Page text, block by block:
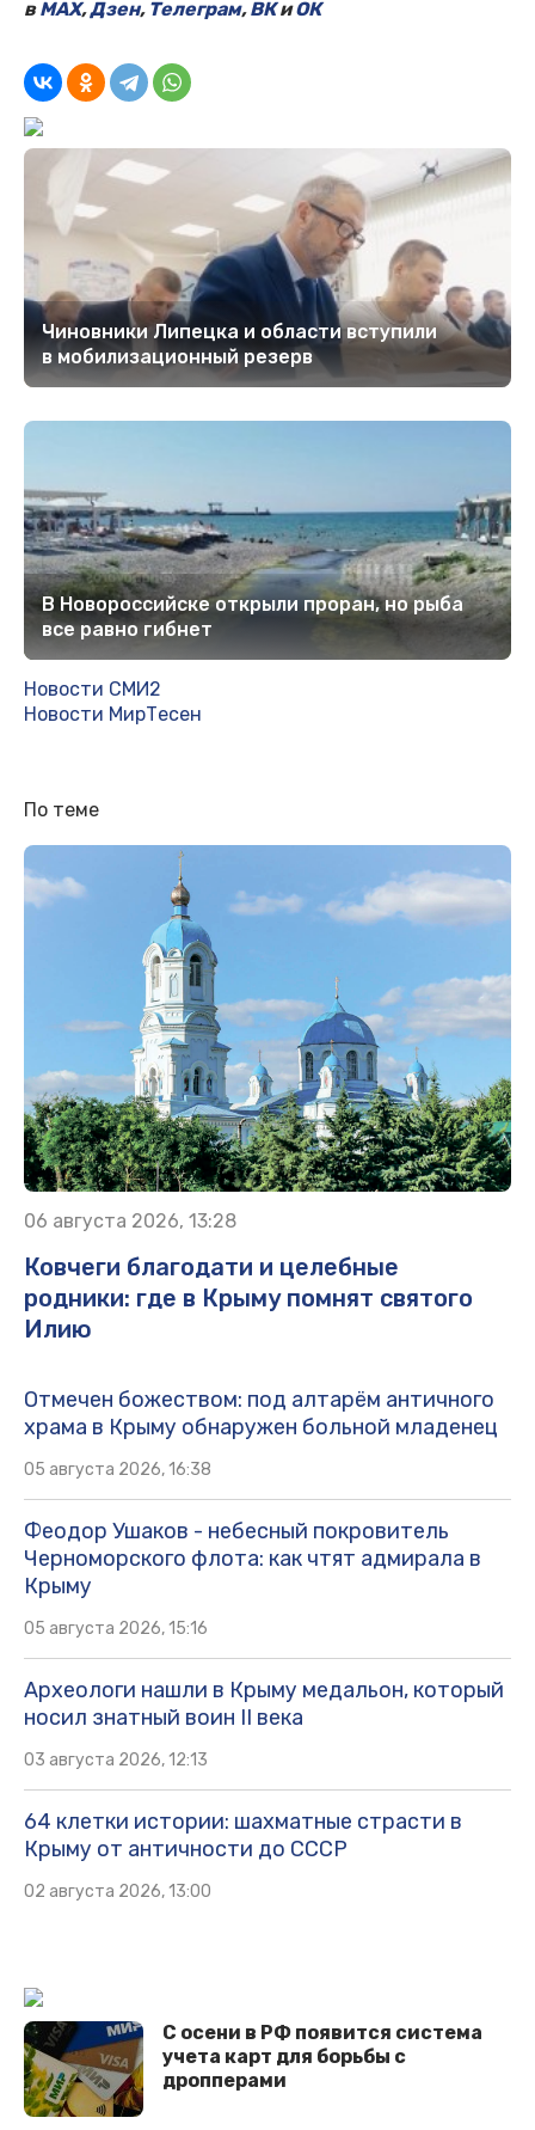
вMAX,Дзен, Телеграм,ВКиОК
Чиновники Липецка и области вступили
в мобилизационный резерв
В Новороссийске открыли проран, но рыба
все равно гибнет
Новости СМИ2
Новости МирТесен
По теме
06 августа 2026, 13:28
Ковчеги благодати и целебные
родники: где в Крыму помнят святого
Илию
Отмечен божеством: под алтарём античного
храма в Крыму обнаружен больной младенец
05 августа 2026, 16:38
Феодор Ушаков - небесный покровитель
Черноморского флота: как чтят адмирала в
Крыму
05 августа 2026, 15:16
Археологи нашли в Крыму медальон, который
носил знатный воин II века
03 августа 2026, 12:13
64 клетки истории: шахматные страсти в
Крыму от античности до СССР
02 августа 2026, 13:00
С осени в РФ появится система
учета карт для борьбы с
дропперами